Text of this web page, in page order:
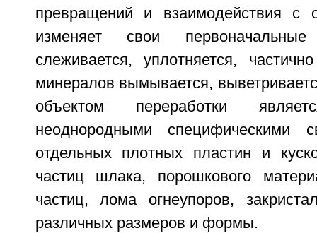
превращений и взаимодействия с
изменяет свои
слеживается, уплотняется,
минералов вымывается,
объектом переработки
неоднородными специфическими
отдельных плотных пластин и
частиц шлака, порошкового
частиц, лома огнеупоров,
различных размеров и формы.